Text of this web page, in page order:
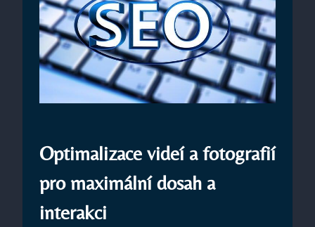
Optimalizace videí a fotografií
pro maximální dosah a
interakci